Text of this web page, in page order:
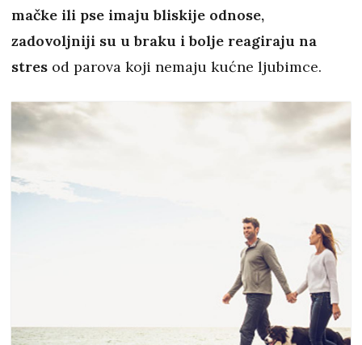
mačke ili pse imaju bliskije odnose,
zadovoljniji su u braku i bolje reagiraju na
stres od parova koji nemaju kućne ljubimce.